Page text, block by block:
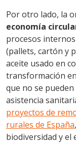
Por otro lado, la
economía
procesos
(pallets, cartón y
aceite usado en
transformación
que no se
asistencia
proyectos de
rurales de España
biodiversidad y el